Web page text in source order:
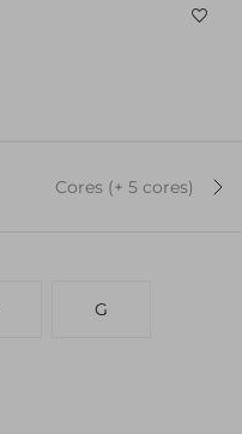
Cores (+ 5 cores)
G